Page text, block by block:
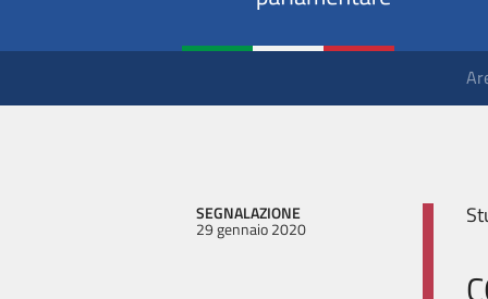
SEGNALAZIONE
29 gennaio 2020